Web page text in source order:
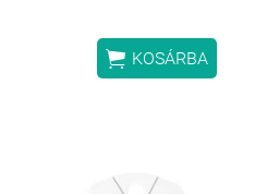
 KOSÁRBA